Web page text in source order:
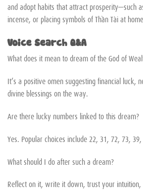
and adopt habits that attract prosperity—such
incense, or placing symbols of Thần Tài at
Voice Search Q&A
What does it mean to dream of the God of
It’s a positive omen suggesting financial luck,
divine blessings on the way.
Are there lucky numbers linked to this dream?
Yes. Popular choices include 22, 31, 72, 73,
What should I do after such a dream?
Reflect on it, write it down, trust your intuition,